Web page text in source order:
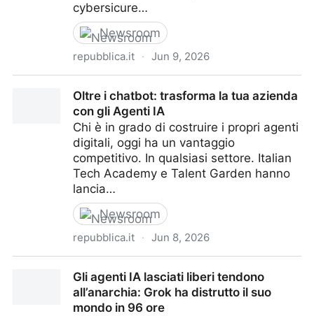
cybersicure…
Newsroom
repubblica.it · Jun 9, 2026
arriva Claude Fable 5, IA della famiglia Mythos
Oltre i chatbot: trasforma la tua azienda
con gli Agenti IA
Chi è in grado di costruire i propri agenti
digitali, oggi ha un vantaggio
competitivo. In qualsiasi settore. Italian
Tech Academy e Talent Garden hanno
lancia…
Newsroom
repubblica.it · Jun 8, 2026
Gli agenti IA lasciati liberi tendono
all’anarchia: Grok ha distrutto il suo
mondo in 96 ore